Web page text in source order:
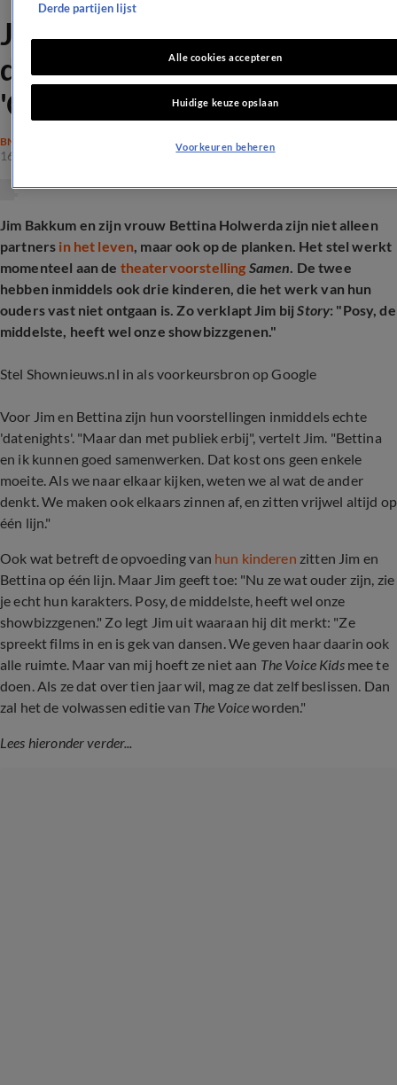
Jim Bakkum geeft talent
door aan oudste dochter:
'Onze showbizzgenen'
BN'ERS
16 juni 2026, 11:28
Jim Bakkum en zijn vrouw Bettina Holwerda zijn niet alleen
partners in het leven, maar ook op de planken. Het stel werkt
momenteel aan de theatervoorstelling Samen. De twee
hebben inmiddels ook drie kinderen, die het werk van hun
ouders vast niet ontgaan is. Zo verklapt Jim bijStory: "Posy, de
middelste, heeft wel onze showbizzgenen."
Stel Shownieuws.nl in als voorkeursbron op Google
Voor Jim en Bettina zijn hun voorstellingen inmiddels echte
'datenights'. "Maar dan met publiek erbij", vertelt Jim. "Bettina
en ik kunnen goed samenwerken. Dat kost ons geen enkele
moeite. Als we naar elkaar kijken, weten we al wat de ander
denkt. We maken ook elkaars zinnen af, en zitten vrijwel altijd op
één lijn."
Ook wat betreft de opvoeding van hun kinderen zitten Jim en
Bettina op één lijn. Maar Jim geeft toe: "Nu ze wat ouder zijn, zie
je echt hun karakters. Posy, de middelste, heeft wel onze
showbizzgenen." Zo legt Jim uit waaraan hij dit merkt: "Ze
spreekt films in en is gek van dansen. We geven haar daarin ook
alle ruimte. Maar van mij hoeft ze niet aan The Voice Kidsmee te
doen. Als ze dat over tien jaar wil, mag ze dat zelf beslissen. Dan
zal het de volwassen editie van The Voiceworden."
Lees hieronder verder...
Derde partijen lijst
Alle cookies accepteren
Huidige keuze opslaan
Voorkeuren beheren